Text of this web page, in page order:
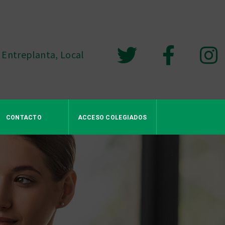
Local
CONTACTO ACCESO COLEGIADOS